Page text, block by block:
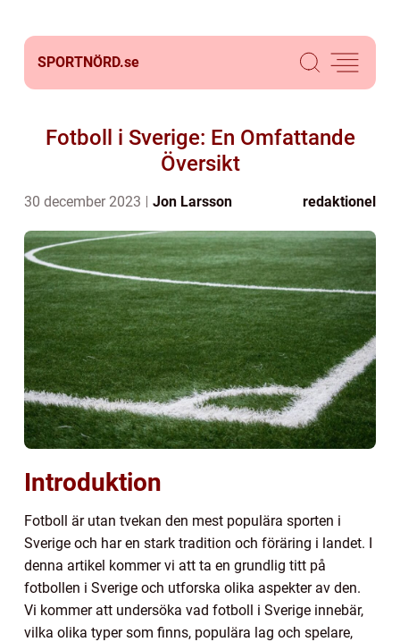
SPORTNÖRD.se
Fotboll i Sverige: En Omfattande
Översikt
30 december 2023 Jon Larsson redaktionel
Introduktion
Fotboll är utan tvekan den mest populära sporten i
Sverige och har en stark tradition och föräring i landet. I
denna artikel kommer vi att ta en grundlig titt på
fotbollen i Sverige och utforska olika aspekter av den.
Vi kommer att undersöka vad fotboll i Sverige innebär,
vilka olika typer som finns, populära lag och spelare,